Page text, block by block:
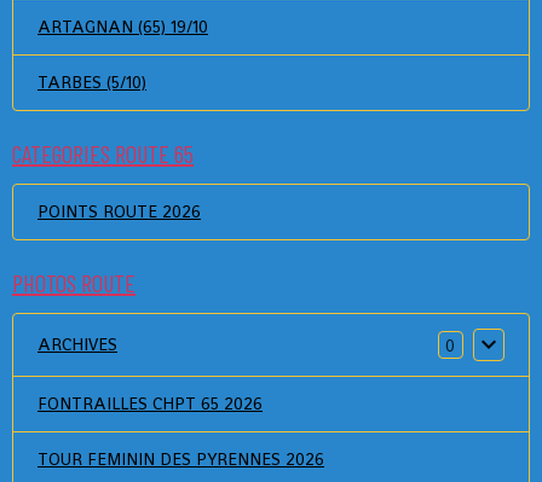
ARTAGNAN (65) 19/10
TARBES (5/10)
CATEGORIES ROUTE 65
POINTS ROUTE 2026
PHOTOS ROUTE
ARCHIVES 0
FONTRAILLES CHPT 65 2026
TOUR FEMININ DES PYRENNES 2026